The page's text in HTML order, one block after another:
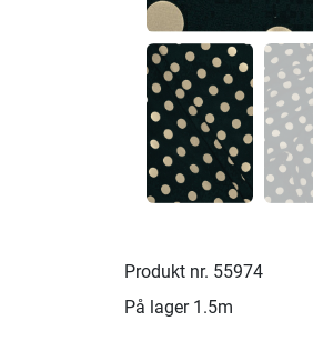
Produkt nr. 55974
På lager 1.5m